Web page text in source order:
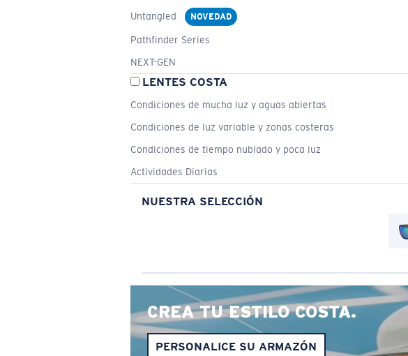
Untangled
NOVEDAD
Pathfinder Series
NEXT-GEN
LENTES COSTA
Condiciones de mucha luz y aguas abiertas
Condiciones de luz variable y zonas costeras
Condiciones de tiempo nublado y poca luz
Actividades Diarias
NUESTRA SELECCIÓN
CREA TU ESTILO COSTA.
PERSONALICE SU ARMAZÓN